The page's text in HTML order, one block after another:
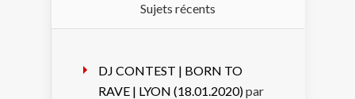
Sujets récents
DJ CONTEST | BORN TO
RAVE | LYON (18.01.2020)par